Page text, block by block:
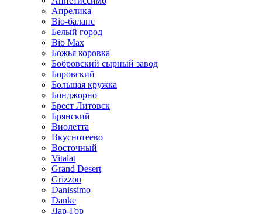
Апрелика
Bio-баланс
Белый город
Bio Max
Божья коровка
Бобровский сырный завод
Боровский
Большая кружка
Бонджорно
Брест Литовск
Брянский
Виолетта
Вкуснотеево
Восточный
Vitalat
Grand Desert
Grizzon
Danissimo
Danke
Дар-Гор